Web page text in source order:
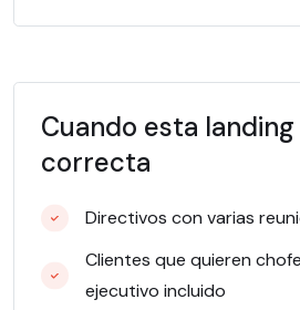
Cuando esta
correcta
Directivos con varias
Clientes que quieren
ejecutivo incluido